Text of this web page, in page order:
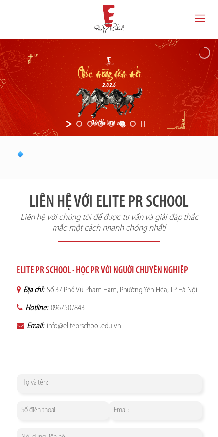
LIÊN HỆ VỚI ELITE PR SCHOOL
Liên hệ với chúng tôi để được tư vấn và giải đáp thắc
mắc một cách nhanh chóng nhất!
ELITE PR SCHOOL - HỌC PR VỚI NGƯỜI CHUYÊN NGHIỆP
Địa chỉ: Số 37 Phố Vũ Phạm Hàm, Phường Yên Hòa, TP Hà Nội.
Hotline: 0967507843
Email: info@eliteprschool.edu.vn